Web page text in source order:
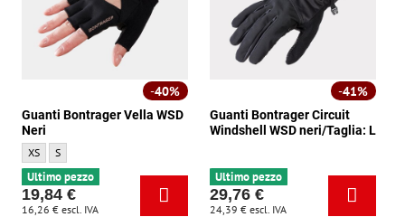
40%
Guanti Bontrager Vella WSD
Neri
Guanti Bontrager Vella WSD Neri - Dimensione:
XS Guanti Bontrager Vella WSD Neri - Dimensione:
S
Ultimo pezzo
19,84 €
16,26 € escl. IVA
41%
Guanti Bontrager Circuit
Windshell WSD neri/Taglia: L
Ultimo pezzo
29,76 €
24,39 € escl. IVA